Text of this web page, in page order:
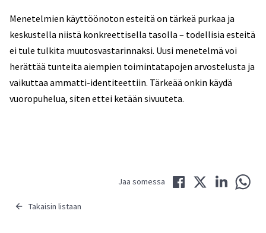
Menetelmien käyttöönoton esteitä on tärkeä purkaa ja
keskustella niistä konkreettisella tasolla – todellisia esteitä
ei tule tulkita muutosvastarinnaksi. Uusi menetelmä voi
herättää tunteita aiempien toimintatapojen arvostelusta ja
vaikuttaa ammatti-identiteettiin. Tärkeää onkin käydä
vuoropuhelua, siten ettei ketään sivuuteta.
Takaisin listaan
Jaa somessa
Jaa Twitterissä
Jaa